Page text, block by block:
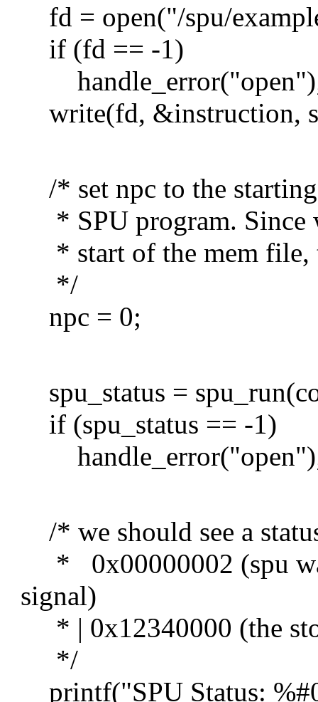
fd = open("/spu/
if (fd == -1)
write(fd, &instruction,
/* set npc to the
* SPU program. Since
* start of the mem file,
*/
npc = 0;
spu_status =
if (spu_status == -1)
/* we should see a
* 0x00000002 (spu
signal)
* | 0x12340000 (the
*/
printf("SPU Status: